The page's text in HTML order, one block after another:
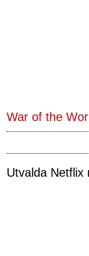
War of the
Utvalda Netflix